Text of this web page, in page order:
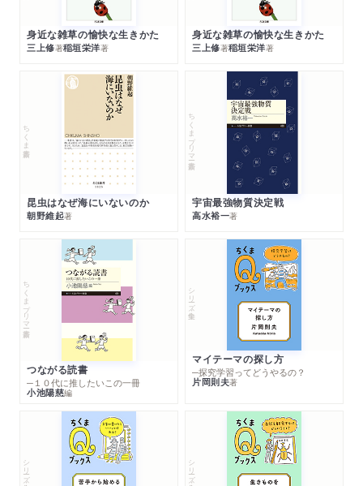
身近な雑草の愉快な生きかた
三上修著稲垣栄洋著
身近な雑草の愉快な生きかた
三上修著稲垣栄洋著
ちくま新書
昆虫はなぜ海にいないのか
朝野維起著
ちくまプリマー新書
宇宙最強物質決定戦
高水裕一著
ちくまプリマー新書
つながる読書
─１０代に推したいこの一冊
小池陽慈編
シリーズ・全集
マイテーマの探し方
─探究学習ってどうやるの？
片岡則夫著
シリーズ・全集 シリーズ・全集